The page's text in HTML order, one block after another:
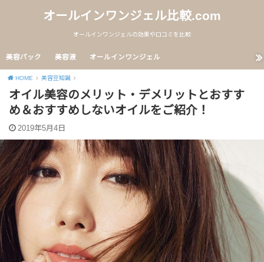
オールインワンジェル比較.com
オールインワンジェルの効果や口コミを比較
美容パック 美容液 オールインワンジェル
HOME 美容豆知識
オイル美容のメリット・デメリットとおすす
め＆おすすめしないオイルをご紹介！
2019年5月4日